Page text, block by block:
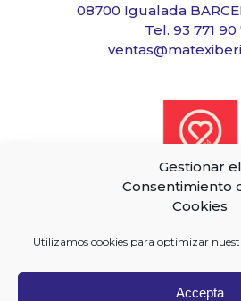
Gestionar el
Consentimiento
Cookies
Utilizamos cookies para optimizar
Accepta
08700 Igualada
Tel. 93 771 90